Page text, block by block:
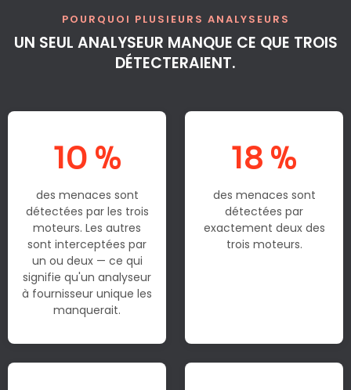
POURQUOI PLUSIEURS ANALYSEURS
UN SEUL ANALYSEUR MANQUE CE QUE TROIS
DÉTECTERAIENT.
10 %
des menaces sont
détectées par les trois
moteurs. Les autres
sont interceptées par
un ou deux — ce qui
signifie qu'un analyseur
à fournisseur unique les
manquerait.
18 %
des menaces sont
détectées par
exactement deux des
trois moteurs.